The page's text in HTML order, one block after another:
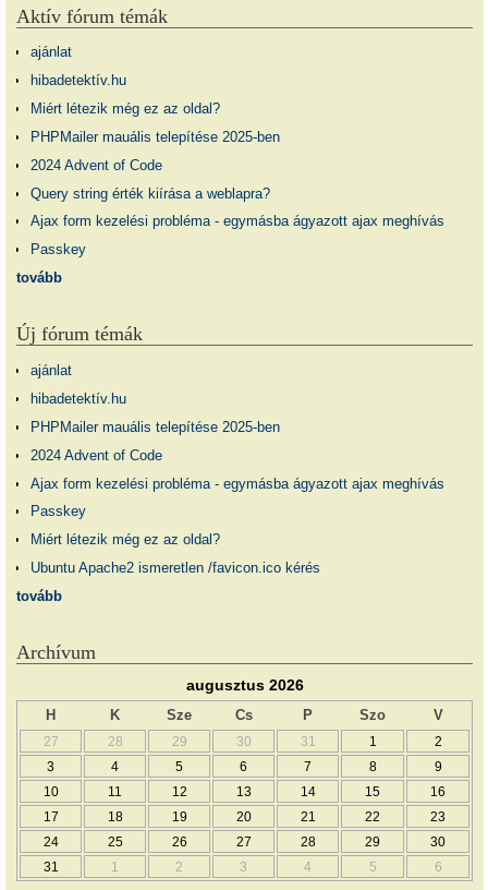
Aktív fórum témák
ajánlat
hibadetektív.hu
Miért létezik még ez az oldal?
PHPMailer mauális telepítése 2025-ben
2024 Advent of Code
Query string érték kiírása a weblapra?
Ajax form kezelési probléma - egymásba ágyazott ajax meghívás
Passkey
tovább
Új fórum témák
ajánlat
hibadetektív.hu
PHPMailer mauális telepítése 2025-ben
2024 Advent of Code
Ajax form kezelési probléma - egymásba ágyazott ajax meghívás
Passkey
Miért létezik még ez az oldal?
Ubuntu Apache2 ismeretlen /favicon.ico kérés
tovább
Archívum
augusztus 2026
H K Sze Cs P Szo V
27 28 29 30 31 1
2
3
4 5 6 7 8
9
10
11 12 13 14 15
16
17
18 19 20 21 22
23
24
25 26 27 28 29
30
31
1 2 3 4 5 6